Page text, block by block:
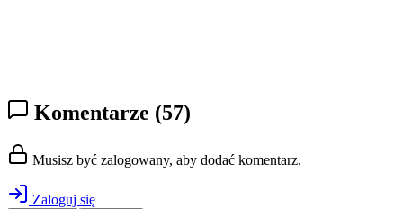
Komentarze (57)
Musisz być zalogowany, aby dodać komentarz.
Zaloguj się